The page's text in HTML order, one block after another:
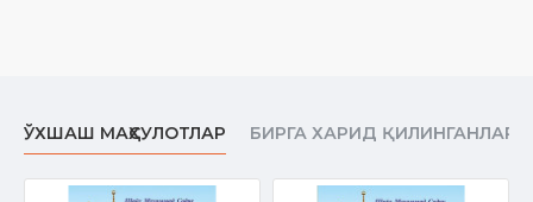
фазллари
Саййида Оиша бинти Абу Бакр розияллоҳу анҳонинг фазллари
Ҳафса бинти Умар розияллоҳу анҳонинг фазллари
ЎХШАШ МАҲСУЛОТЛАР БИРГА ХАРИД ҚИЛИНГАНЛАР